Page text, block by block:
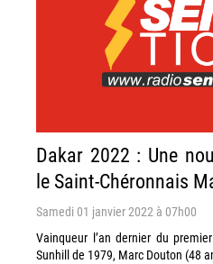
Dakar 2022 : Une
le Saint-Chéronnais
Samedi 01 janvier 2022 à 07h00
Vainqueur l’an dernier du
Sunhill de 1979, Marc Douton (48